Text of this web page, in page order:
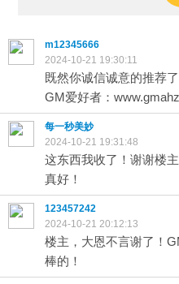
m12345666
2024-10-21 19:30:11
既然你诚信诚意的推荐
GM爱好者：
每一秒美妙
2024-10-21 19:31:48
这东西我收了！谢谢楼
真好！
123457242
2024-10-21 20:12:13
楼主，大恩不言谢了！
棒的！